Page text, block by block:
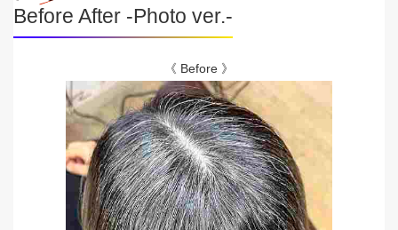
Before After -Photo ver.-
《 Before 》